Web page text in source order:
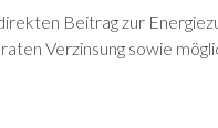
Beitrag zur
Verzinsung sowie